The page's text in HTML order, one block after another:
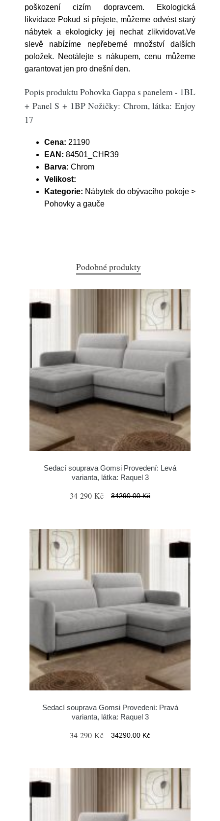
poškození cizím dopravcem. Ekologická
likvidace Pokud si přejete, můžeme odvést starý
nábytek a ekologicky jej nechat zlikvidovat.Ve
slevě nabízíme nepřeberné množství dalších
položek. Neotálejte s nákupem, cenu můžeme
garantovat jen pro dnešní den.
Popis produktu Pohovka Gappa s panelem - 1BL
+ Panel S + 1BP Nožičky: Chrom, látka: Enjoy
17
Cena: 21190
EAN: 84501_CHR39
Barva: Chrom
Velikost:
Kategorie: Nábytek do obývacího pokoje >
Pohovky a gauče
Podobné produkty
Sedací souprava Gomsi Provedení: Levá
varianta, látka: Raquel 3
34 290 Kč 34290.00 Kč
Sedací souprava Gomsi Provedení: Pravá
varianta, látka: Raquel 3
34 290 Kč 34290.00 Kč